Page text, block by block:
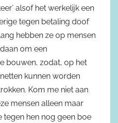
alsof het werkelijk een
tegen betaling doof
hebben ze op mensen
om een
bouwen, zodat, op het
kunnen worden
Kom me niet aan
mensen alleen maar
tegen hen nog geen boe